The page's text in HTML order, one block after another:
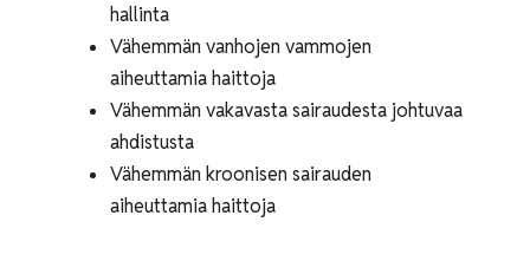
hallinta
Vähemmän vanhojen vammojen
aiheuttamia haittoja
Vähemmän vakavasta sairaudesta johtuvaa
ahdistusta
Vähemmän kroonisen sairauden
aiheuttamia haittoja